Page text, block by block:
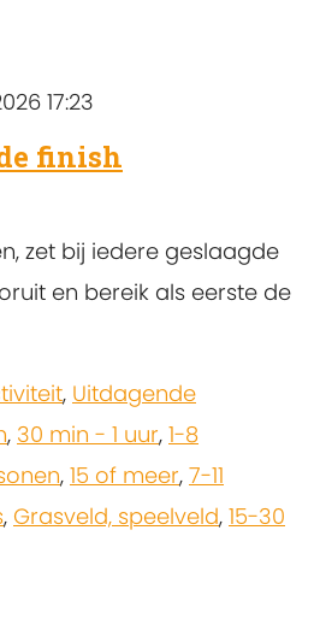
17:23
finish
zet bij iedere geslaagde
en bereik als eerste de
, Uitdagende
, 30 min - 1 uur, 1-8
, 15 of meer, 7-11
, Grasveld, speelveld, 15-30